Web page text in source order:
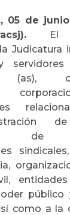
05 de
El
Judicatura
servidores
(as),
de
público
como a la